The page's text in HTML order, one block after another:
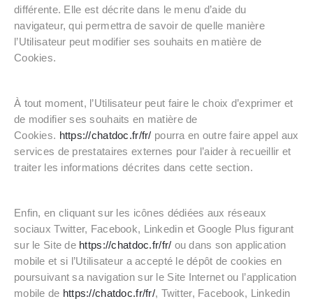
différente. Elle est décrite dans le menu d’aide du
navigateur, qui permettra de savoir de quelle manière
l’Utilisateur peut modifier ses souhaits en matière de
Cookies.
À tout moment, l’Utilisateur peut faire le choix d’exprimer et
de modifier ses souhaits en matière de
Cookies. https://chatdoc.fr/fr/ pourra en outre faire appel aux
services de prestataires externes pour l’aider à recueillir et
traiter les informations décrites dans cette section.
Enfin, en cliquant sur les icônes dédiées aux réseaux
sociaux Twitter, Facebook, Linkedin et Google Plus figurant
sur le Site de https://chatdoc.fr/fr/ ou dans son application
mobile et si l’Utilisateur a accepté le dépôt de cookies en
poursuivant sa navigation sur le Site Internet ou l’application
mobile de https://chatdoc.fr/fr/, Twitter, Facebook, Linkedin